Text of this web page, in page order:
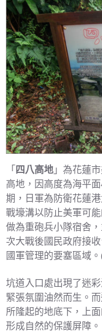
「 四八高地 」為花蓮
高地，因高度為海平
期，日軍為防衛花蓮
戰壕溝以防止美軍可
做為重砲兵小隊宿舍
次大戰後國民政府接
國軍管理的要塞區域
坑道入口處出現了迷
緊張氛圍油然而生。
所隆起的地底下，上
形成自然的保護屏障。